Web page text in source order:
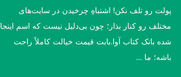
پولت رو تلف نکن! اشتباهِ چرخیدن در سایت‌های
مختلف رو کنار بذار؛ چون بی‌دلیل نیست که اسم اینجا
شده بانک کتاب آوا.​بابت قیمت خیالت کاملاً راحت
باشه؛ ما ...